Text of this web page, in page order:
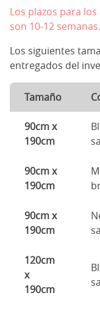
Los plazos para
son 10-12 semanas.
Los siguientes
entregados del
Tamaño
90cm x
190cm
90cm x
190cm
90cm x
190cm
120cm
x
190cm